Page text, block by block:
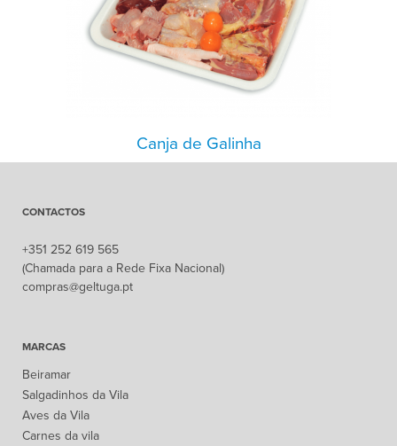
Canja de Galinha
CONTACTOS
+351 252 619 565
(Chamada para a Rede Fixa Nacional)
compras@geltuga.pt
MARCAS
Beiramar
Salgadinhos da Vila
Aves da Vila
Carnes da vila